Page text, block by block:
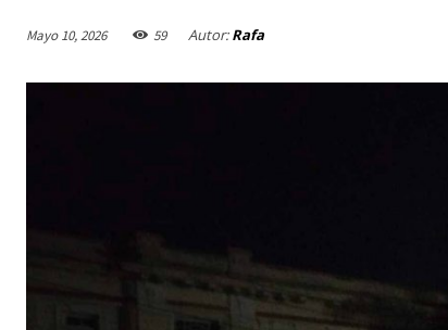
Mayo 10, 2026 59 Autor: Rafa